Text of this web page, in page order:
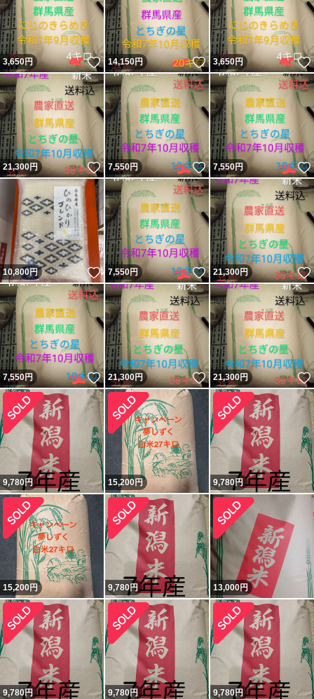
3,650円 いいね！
14,150円 いいね！
3,650円
21,300円 いいね！
7,550円 いいね！
7,550円
10,800円 いいね！
7,550円 いいね！
21,300円
7,550円 いいね！
21,300円 いいね！
21,300円
9,780円 15,200円 9,780円
15,200円 9,780円 13,000円
9,780円 9,780円 9,780円